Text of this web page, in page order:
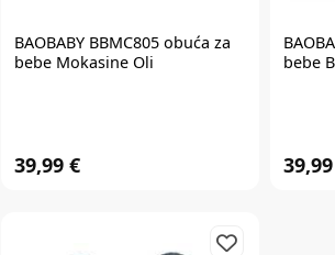
BAOBABY BBMC805 obuća za
bebe Mokasine Oli
39,99 €
bebe